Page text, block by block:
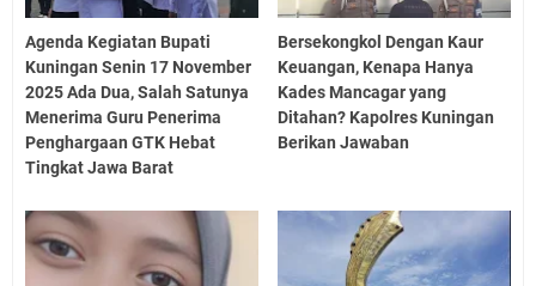
Agenda Kegiatan Bupati
Kuningan Senin 17 November
2025 Ada Dua, Salah Satunya
Menerima Guru Penerima
Penghargaan GTK Hebat
Tingkat Jawa Barat
Bersekongkol Dengan Kaur
Keuangan, Kenapa Hanya
Kades Mancagar yang
Ditahan? Kapolres Kuningan
Berikan Jawaban